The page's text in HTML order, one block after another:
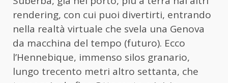
rendering, con cui puoi divertirti, entrando
nella realtà virtuale che svela una Genova
da macchina del tempo (futuro). Ecco
l’Hennebique, immenso silos granario,
lungo trecento metri altro settanta, che